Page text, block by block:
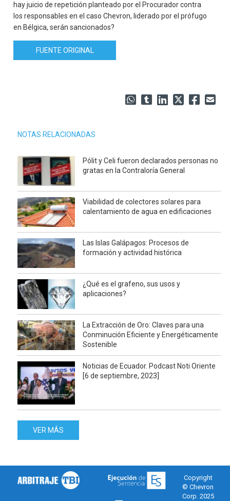
hay juicio de repetición planteado por el Procurador contra
los responsables en el caso Chevron, liderado por el prófugo
en Bélgica, serán sancionados?
FUENTE ORIGINAL
NOTAS RELACIONADAS
Pólit y Celi fueron declarados personas no
gratas en la Contraloría General
Viabilidad de colectores solares para
calentamiento de agua en edificaciones
Las Islas Galápagos: Procesos de
formación y actividad histórica
¿Qué es el grafeno, sus usos y
aplicaciones?
La Extracción de Oro: Claves para una
Conminución Eficiente y Energéticamente
Sostenible
Noticias de Ecuador. Podcast Noti Oriente
[6 de septiembre, 2023]
VER MÁS
Copyright
© Chevron
Corp. 2025